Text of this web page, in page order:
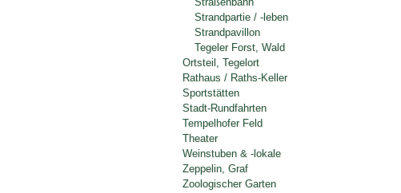
Strandpartie / -leben
Strandpavillon
Tegeler Forst, Wald
Ortsteil, Tegelort
Rathaus / Raths-Keller
Sportstätten
Stadt-Rundfahrten
Tempelhofer Feld
Theater
Weinstuben & -lokale
Zeppelin, Graf
Zoologischer Garten